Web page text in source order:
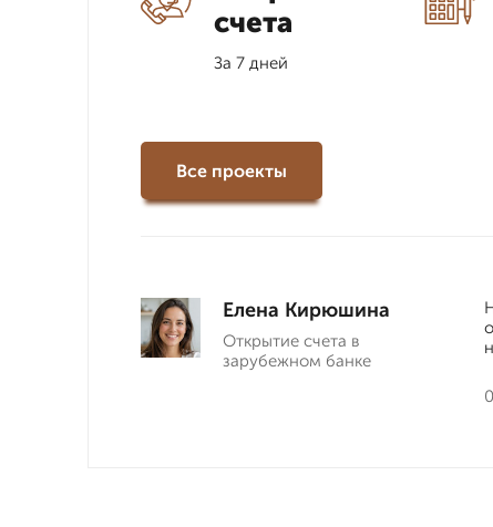
счета
За 7 дней
Все проекты
Елена Кирюшина
Открытие счета в
зарубежном банке